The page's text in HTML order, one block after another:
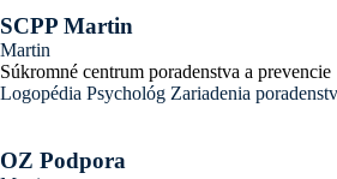
SCPP Martin
Martin
Súkromné centrum poradenstva a prevencie
Logopédia Psychológ Zariadenia
OZ Podpora